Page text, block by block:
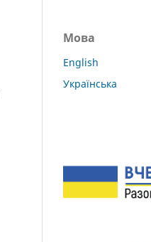
Мова
English
Українська